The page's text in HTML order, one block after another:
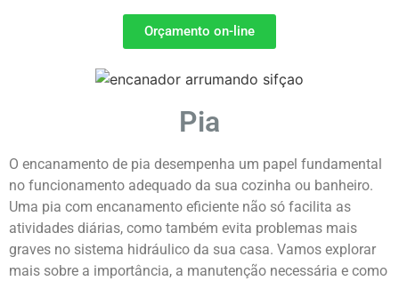
Orçamento on-line
Pia
O encanamento de pia desempenha um papel fundamental
no funcionamento adequado da sua cozinha ou banheiro.
Uma pia com encanamento eficiente não só facilita as
atividades diárias, como também evita problemas mais
graves no sistema hidráulico da sua casa. Vamos explorar
mais sobre a importância, a manutenção necessária e como